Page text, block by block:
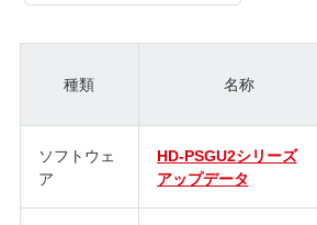
種類 名称
ソフトウェ
ア
HD-PSGU2シリーズ
アップデータ